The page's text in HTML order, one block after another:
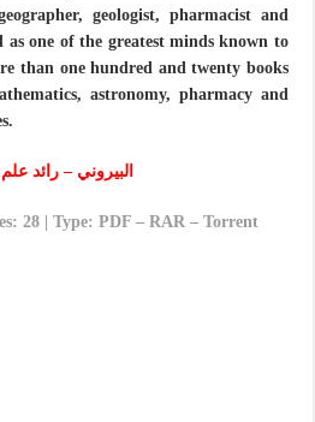
geologist, pharmacist and
as one of the greatest minds known to
than one hundred and twenty books
astronomy, pharmacy and
البيروني – رائد
28 | Type: PDF – RAR – Torrent